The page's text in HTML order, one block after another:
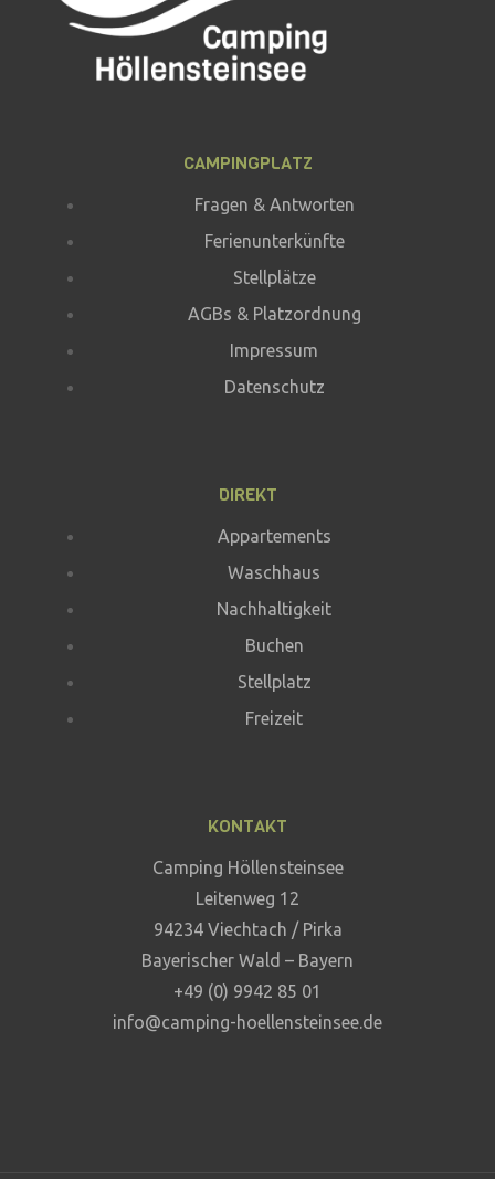
CAMPINGPLATZ
Fragen & Antworten
Ferienunterkünfte
Stellplätze
AGBs & Platzordnung
Impressum
Datenschutz
DIREKT
Appartements
Waschhaus
Nachhaltigkeit
Buchen
Stellplatz
Freizeit
KONTAKT
Camping Höllensteinsee
Leitenweg 12
94234 Viechtach / Pirka
Bayerischer Wald – Bayern
+49 (0) 9942 85 01
info@camping-hoellensteinsee.de